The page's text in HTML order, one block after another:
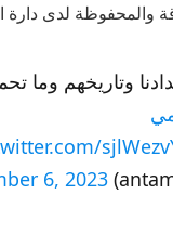
والمحفوظة لدى دارة
وتاريخهم وما
6, 2023